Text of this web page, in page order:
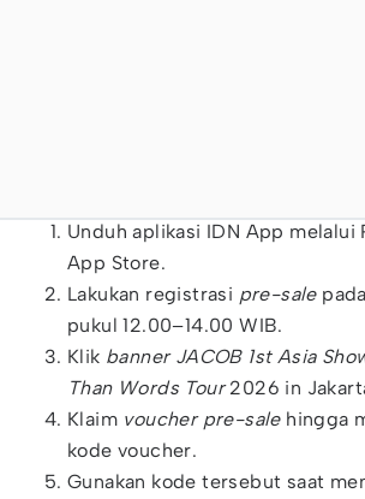
Unduh aplikasi IDN App melalui
App Store.
Lakukan registrasi pre-sale
pukul 12.00–14.00 WIB.
Klik banner JACOB 1st Asia
Than Words Tour2026 in
Klaim voucher pre-salehingga
kode voucher.
Gunakan kode tersebut saat